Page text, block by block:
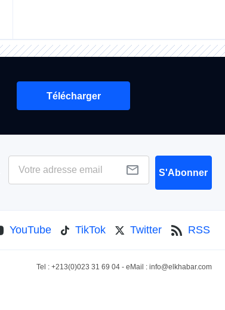
Télécharger
S'Abonner
YouTube TikTok Twitter RSS
Tel : +213(0)023 31 69 04 - eMail : info@elkhabar.com